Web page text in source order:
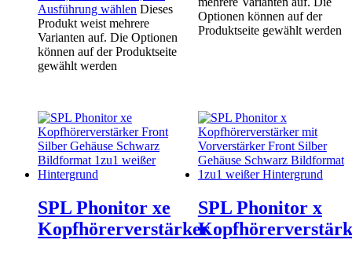
Ausführung wählen Dieses
Produkt weist mehrere
Varianten auf. Die Optionen
können auf der Produktseite
gewählt werden
Optionen können auf der
Produktseite gewählt werden
SPL Phonitor xe
Kopfhörerverstärker
SPL Phonitor x